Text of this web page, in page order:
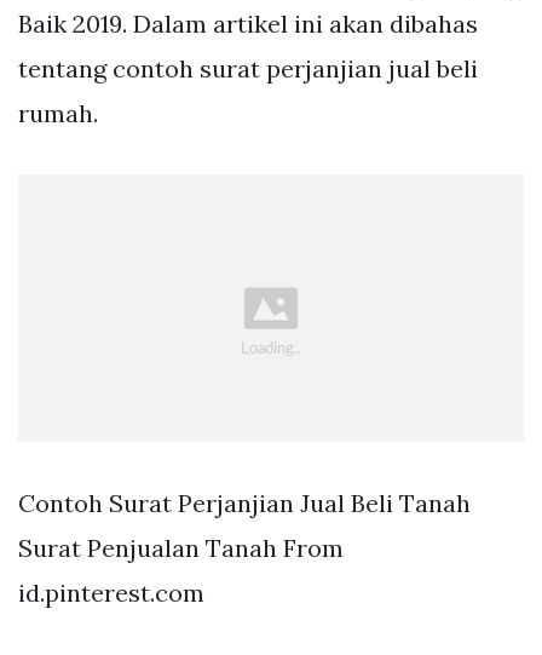
Baik 2019. Dalam artikel ini akan dibahas
tentang contoh surat perjanjian jual beli
rumah.
Contoh Surat Perjanjian Jual Beli Tanah
Surat Penjualan Tanah From
id.pinterest.com